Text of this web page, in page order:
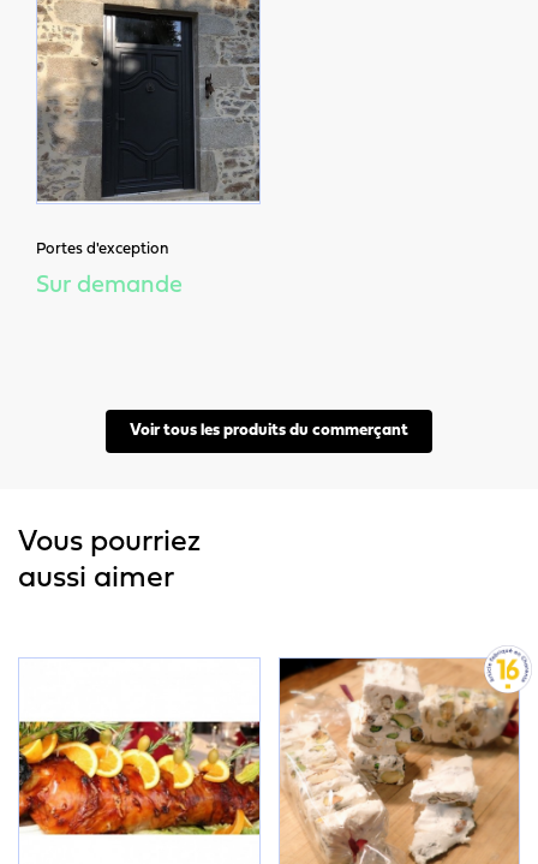
Portes d'exception
Sur demande
Voir tous les produits du commerçant
Vous pourriez
aussi aimer